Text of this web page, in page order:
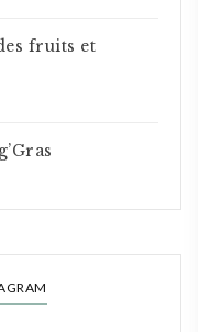
fruits et